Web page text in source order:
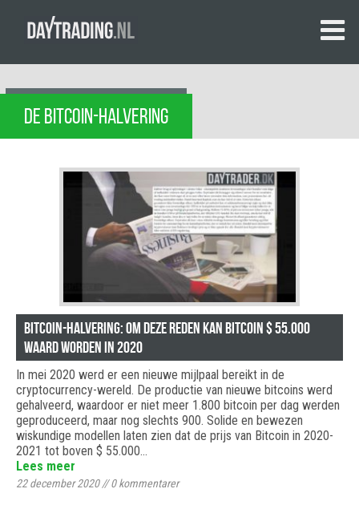
DE BITCOIN-HALVERING
Bitcoin-halvering: om deze reden kan Bitcoin $ 55.000
waard worden in 2020
In mei 2020 werd er een nieuwe mijlpaal bereikt in de
cryptocurrency-wereld. De productie van nieuwe bitcoins werd
gehalveerd, waardoor er niet meer 1.800 bitcoin per dag werden
geproduceerd, maar nog slechts 900. Solide en bewezen
wiskundige modellen laten zien dat de prijs van Bitcoin in 2020-
2021 tot boven $ 55.000…
Lees meer
22 december 2020//0kommentarer